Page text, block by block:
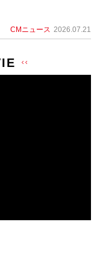
CMニュース 2026.07.21